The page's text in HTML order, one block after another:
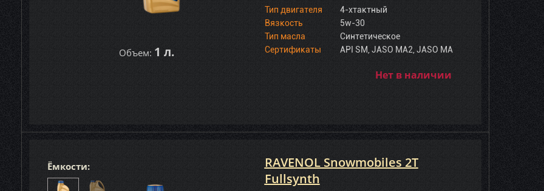
Объем: 1 л.
Тип двигателя
4-хтактный
Вязкость
5w-30
Тип масла
Синтетическое
Сертификаты
API SM, JASO MA2, JASO MA
Нет в наличии
Ёмкости:
RAVENOL Snowmobiles 2T
Fullsynth